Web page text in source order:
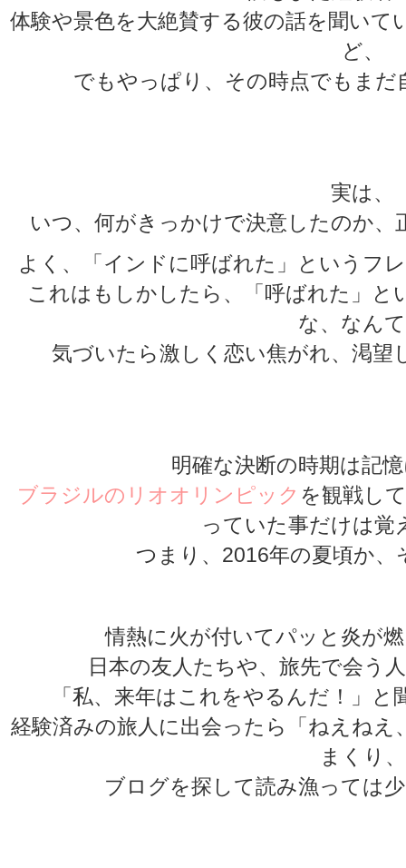
体験や景色を大絶賛する彼の話を聞い
ど、
でもやっぱり、その時点でもまだ
実は、
いつ、何がきっかけで決意したのか
よく、「インドに呼ばれた」というフ
これはもしかしたら、「呼ばれた」
な、なん
気づいたら激しく恋い焦がれ、渇望
明確な決断の時期は記
ブラジルのリオオリンピック を観戦し
っていた事だけは覚
つまり、2016年の夏頃か、
情熱に火が付いてパッと炎が
日本の友人たちや、旅先で会う
「私、来年はこれをやるんだ！」
経験済みの旅人に出会ったら「ねえね
まくり、
ブログを探して読み漁っては